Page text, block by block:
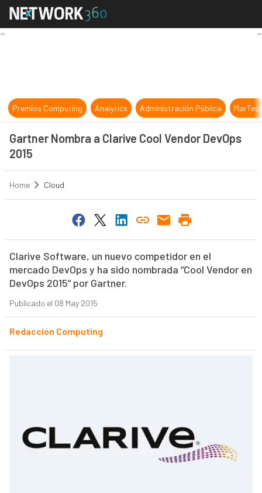
Gartner Nombra a Clarive Cool
Premios Computing Analytics Administración Pública
Gartner Nombra a Clarive Cool Vendor DevOps
2015
Home Cloud
Clarive Software, un nuevo competidor en el
mercado DevOps y ha sido nombrada “Cool Vendor en
DevOps 2015” por Gartner.
Publicado el 08 May 2015
Redacción Computing